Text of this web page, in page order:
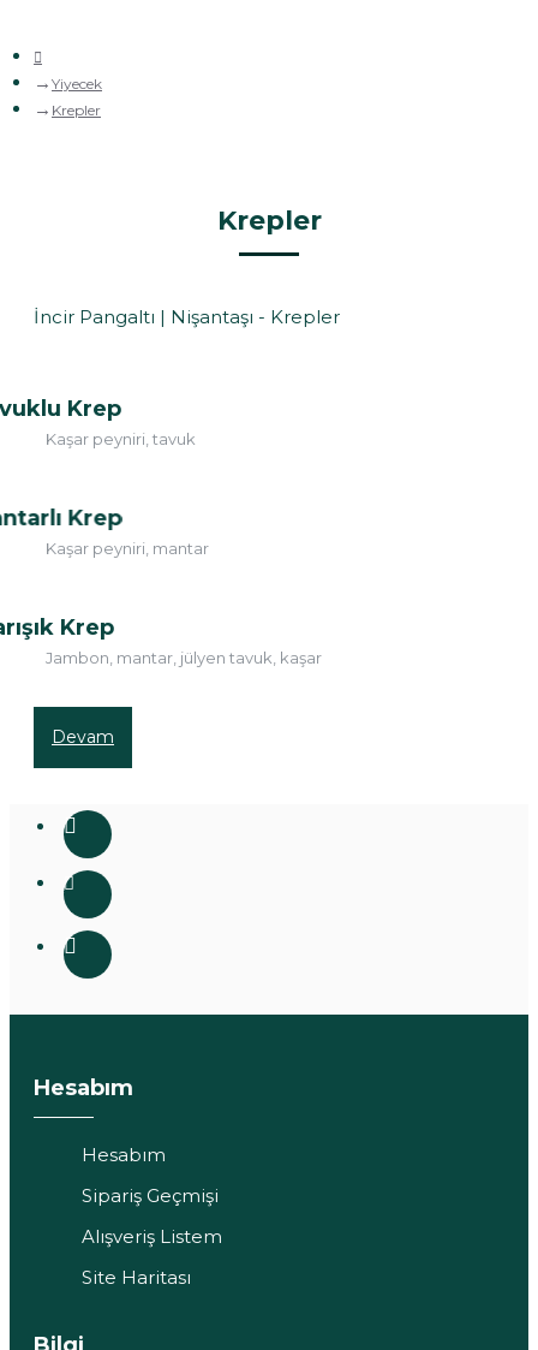
Yiyecek
Krepler
Krepler
İncir Pangaltı | Nişantaşı - Krepler
Krep
Kaşar peyniri, tavuk
Krep
Kaşar peyniri, mantar
Krep
Jambon, mantar, jülyen tavuk, kaşar
Devam
Hesabım
Hesabım
Sipariş Geçmişi
Alışveriş Listem
Site Haritası